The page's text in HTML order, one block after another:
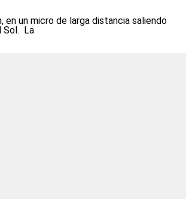
en un micro de larga distancia saliendo
Sol. La